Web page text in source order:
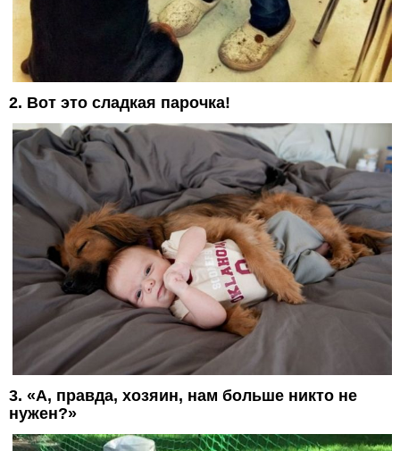
2. Вот это сладкая парочка!
3. «А, правда, хозяин, нам больше никто не
нужен?»